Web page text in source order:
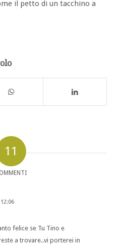
il petto di un tacchino a
11
felice se Tu Tino e
a trovare..vi porterei in